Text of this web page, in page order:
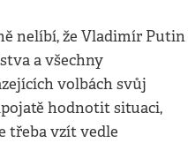
nelíbí, že Vladimír Putin
a všechny
volbách svůj
hodnotit situaci,
třeba vzít vedle